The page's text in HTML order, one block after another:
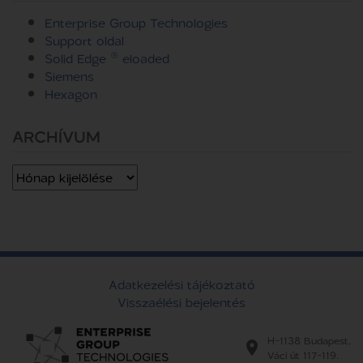
Enterprise Group Technologies
Support oldal
Solid Edge ® eloaded
Siemens
Hexagon
ARCHÍVUM
Archívum
Adatkezelési tájékoztató
Visszaélési bejelentés
H-1138 Budapest,
Váci út 117-119.